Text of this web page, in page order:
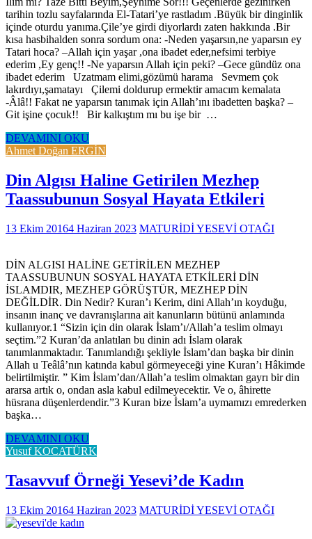
tarihin tozlu sayfalarında El-Tatari’ye rastladım .Büyük bir dinginlik
içinde oturdu yanıma.Çile’ye girdi diyorlardı zaten hakkında .Bir
kısa hasbihalden sonra sordum ona: -Neden yaşarsın,ne yaparsın ey
Tatari hoca? –Allah için yaşar ,ona ibadet eder,nefsimi terbiye
ederim ,Ey genç!! -Ne yaparsın Allah için peki? –Gece gündüz ona
ibadet ederim Uzatmam elimi,gözümü harama Sevmem çok
lakırdıyı,şamatayı Çilemi doldurup ermektir amacım kemalata
-Âlâ!! Fakat ne yaparsın tanımak için Allah’ını ibadetten başka? –
Git işine çocuk!! Bir kalkıştım mı bu işe bir …
DEVAMINI OKU
Ahmet Doğan ERGİN
Din Algısı Haline Getirilen Mezhep
Taassubunun Sosyal Hayata Etkileri
13 Ekim 20164 Haziran 2023 MATURİDİ YESEVİ OTAĞI
DİN ALGISI HALİNE GETİRİLEN MEZHEP
TAASSUBUNUN SOSYAL HAYATA ETKİLERİ DİN
İSLAMDIR, MEZHEP GÖRÜŞTÜR, MEZHEP DİN
DEĞİLDİR. Din Nedir? Kuran’ı Kerim, dini Allah’ın koyduğu,
insanın inanç ve davranışlarına ait kanunların bütünü anlamında
kullanıyor.1 “Sizin için din olarak İslam’ı/Allah’a teslim olmayı
seçtim.”2 Kuran’da anlatılan bu dinin adı İslam olarak
tanımlanmaktadır. Tanımlandığı şekliyle İslam’dan başka bir dinin
Allah u Teâlâ’nın katında kabul görmeyeceği yine Kuran’ı Hâkimde
belirtilmiştir. ” Kim İslam’dan/Allah’a teslim olmaktan gayrı bir din
ararsa artık o, ondan asla kabul edilmeyecektir. Ve o, âhirette
hüsrana düşenlerdendir.”3 Kuran bize İslam’a uymamızı emrederken
başka…
DEVAMINI OKU
Yusuf KOCATÜRK
Tasavvuf Örneği Yesevi’de Kadın
13 Ekim 20164 Haziran 2023 MATURİDİ YESEVİ OTAĞI